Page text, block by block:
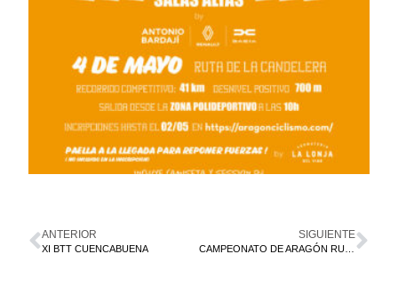
ANTERIOR
XI BTT CUENCABUENA
SIGUIENTE
CAMPEONATO DE ARAGÓN RUTA 2024 – CADETES Y JUNIOR FEM.